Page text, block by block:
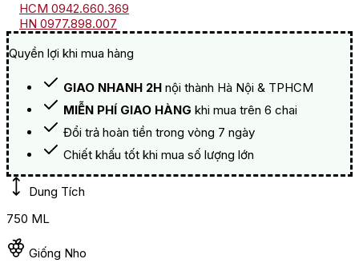
HCM 0942.660.369
HN 0977.898.007
Quyền lợi khi mua hàng
GIAO NHANH 2H nội thành Hà Nội & TPHCM
MIỄN PHÍ GIAO HÀNG khi mua trên 6 chai
Đổi trả hoàn tiền trong vòng 7 ngày
Chiết khấu tốt khi mua số lượng lớn
Dung Tích
750 ML
Giống Nho